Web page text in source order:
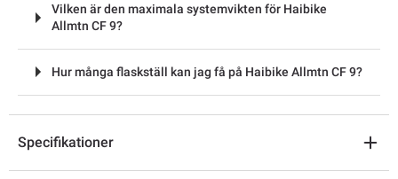
Vilken är den maximala systemvikten för Haibike
Allmtn CF 9?
Hur många flaskställ kan jag få på Haibike Allmtn CF 9?
Specifikationer